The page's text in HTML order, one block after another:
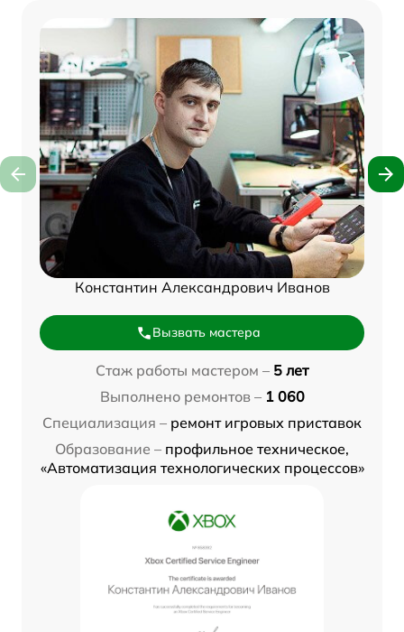
Константин Александрович Иванов
Вызвать мастера
Стаж работы мастером – 5 лет
Выполнено ремонтов – 1 060
Специализация – ремонт игровых приставок
Образование – профильное техническое,
«Автоматизация технологических процессов»